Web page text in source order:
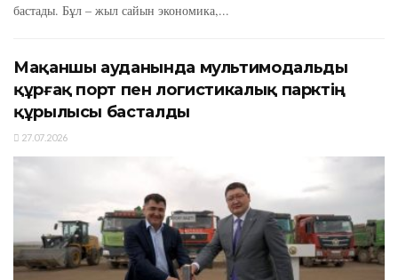
бастады. Бұл – жыл сайын экономика,...
Мақаншы ауданында мультимодальды
құрғақ порт пен логистикалық парктің
құрылысы басталды
27.07.2026